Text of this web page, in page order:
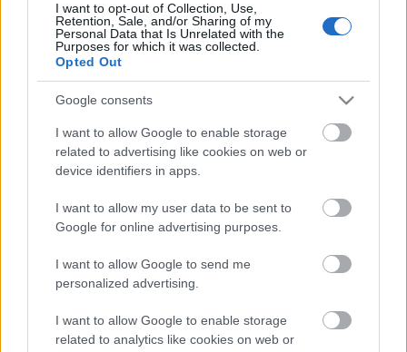
I want to opt-out of Collection, Use,
Retention, Sale, and/or Sharing of my
Personal Data that Is Unrelated with the
Purposes for which it was collected.
Opted Out
Google consents
I want to allow Google to enable storage
related to advertising like cookies on web or
device identifiers in apps.
I want to allow my user data to be sent to
Google for online advertising purposes.
I want to allow Google to send me
personalized advertising.
I want to allow Google to enable storage
related to analytics like cookies on web or
mismo en el Top 10 de valores de mercado. Su valor ha
crecido 2,2 millones esta semana. Lleva 48 puntos en los
últimos 5 partidos.
¡A pujar! Cuatro jugadores rentables tras la jornada
Estos cuatro jugadores destacaron
en los partidos del sábado de la
jornada 24 y pueden ser rentables
para las próximas semanas, ya
sea para sumar puntos o por una
más que posible revalorización. ¡A
pujar si salen en tu mercado de
2. Antoine Griezmann (Barcelona, delantero, 14.390.000,